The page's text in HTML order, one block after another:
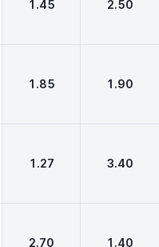
1.45 2.50
1.85 1.90
1.27 3.40
2.70 1.40